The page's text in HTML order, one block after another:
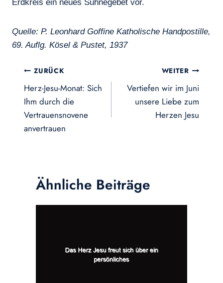
Erdkreis ein neues Sühnegebet vor.
Quelle: P. Leonhard Goffine Katholische Handpostille,
69. Auflg. Kösel & Pustet, 1937
Beitragsnavigation
ZURÜCK
Herz-Jesu-Monat: Sich
Ihm durch die
Vertrauensnovene
anvertrauen
WEITER
Vertiefen wir im Juni
unsere Liebe zum
Herzen Jesu
Ähnliche Beiträge